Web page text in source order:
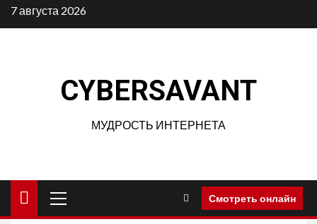
Перейти
к
7 августа 2026
CYBERSAVANT
МУДРОСТЬ ИНТЕРНЕТА
меню
Смотреть онлайн